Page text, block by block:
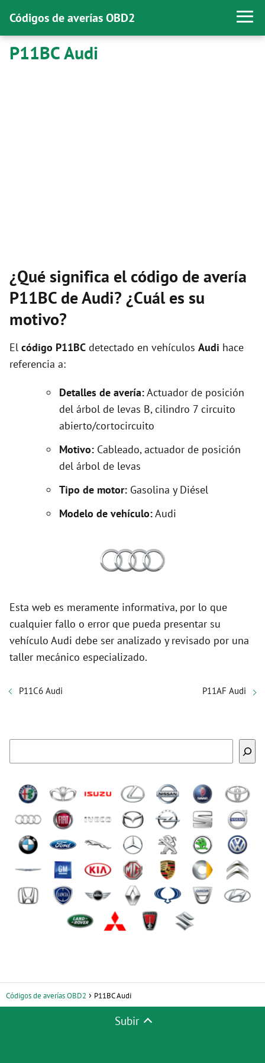
Códigos de averías OBD2
P11BC Audi
¿Qué significa el código de avería
P11BC de Audi? ¿Cuál es su
motivo?
El código P11BC detectado en vehículos Audi hace
referencia a:
Detalles de avería:Actuador de posición
del árbol de levas B, cilindro 7 circuito
abierto/cortocircuito
Motivo: Cableado, actuador de posición
del árbol de levas
Tipo de motor: Gasolina y Diésel
Modelo de vehículo:Audi
Esta web es meramente informativa, por lo que
cualquier fallo o error que pueda presentar su
vehículo Audi debe ser analizado y revisado por una
taller mecánico especializado.
P11C6 Audi P11AF Audi
Códigos de averías OBD2 P11BC Audi
Subir